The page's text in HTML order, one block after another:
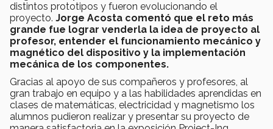
distintos prototipos y fueron evolucionando el
proyecto. Jorge Acosta comentó que el reto más
grande fue lograr venderla la idea de proyecto al
profesor, entender el funcionamiento mecánico y
magnético del dispositivo y la implementación
mecánica de los componentes.
Gracias al apoyo de sus compañeros y profesores, al
gran trabajo en equipo y a las habilidades aprendidas en
clases de matemáticas, electricidad y magnetismo los
alumnos pudieron realizar y presentar su proyecto de